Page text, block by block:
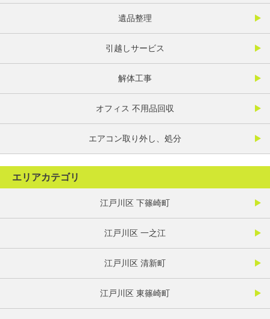
遺品整理
引越しサービス
解体工事
オフィス 不用品回収
エアコン取り外し、処分
エリアカテゴリ
江戸川区 下篠崎町
江戸川区 一之江
江戸川区 清新町
江戸川区 東篠崎町